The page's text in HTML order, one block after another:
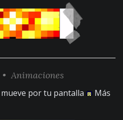
Animaciones
por tu pantalla
Más